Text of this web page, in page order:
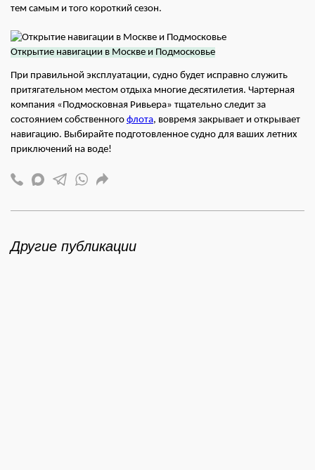
тем самым и того короткий сезон.
Открытие навигации в Москве и Подмосковье
При правильной эксплуатации, судно будет исправно служить
притягательном местом отдыха многие десятилетия. Чартерная
компания «Подмосковная Ривьера» тщательно следит за
состоянием собственного флота, вовремя закрывает и открывает
навигацию. Выбирайте подготовленное судно для ваших летних
приключений на воде!
Другие публикации